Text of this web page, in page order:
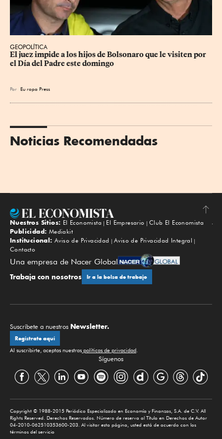
GEOPOLÍTICA
El juez impide a los hijos de Bolsonaro que le visiten por
el Día del Padre este domingo
Por Eu ropa Press
Noticias Recomendadas
Subir
Nuestros Sitios: El Economista El Empresario
Club El Economista
Publicidad: Mediakit
Institucional: Aviso de Privacidad
Aviso de Privacidad Integral
Contacto
Una empresa de Nacer Global
Trabaja con nosotros Ir a la bolsa de trabajo
Suscríbete a nuestros Newsletter.
Regístrate aquí
Al suscribirte, aceptas nuestras políticas de privacidad.
Síguenos
Copyright © 1988-2015 Periódico Especializado en Economía y Finanzas, S.A. de C.V. All
Rights Reserved. Derechos Reservados. Número de reserva al Título en Derechos de Autor
04-2010-062510353600-203. Al visitar esta página, usted está de acuerdo con los
términos del servicio